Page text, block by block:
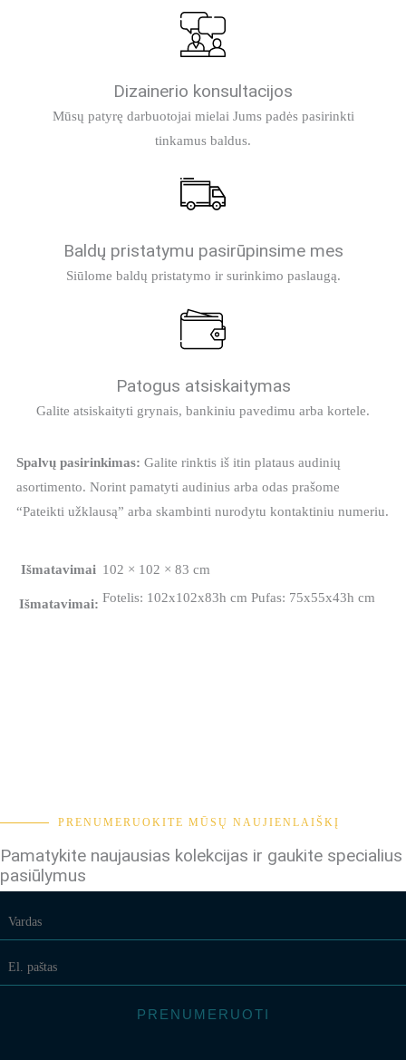
Dizainerio konsultacijos
Mūsų patyrę darbuotojai mielai Jums padės pasirinkti
tinkamus baldus.
Baldų pristatymu pasirūpinsime mes
Siūlome baldų pristatymo ir surinkimo paslaugą.
Patogus atsiskaitymas
Galite atsiskaityti grynais, bankiniu pavedimu arba kortele.
Spalvų pasirinkimas: Galite rinktis iš itin plataus audinių
asortimento. Norint pamatyti audinius arba odas prašome
“Pateikti užklausą” arba skambinti nurodytu kontaktiniu numeriu.
Išmatavimai 102 × 102 × 83 cm
Išmatavimai: Fotelis: 102x102x83h cm Pufas: 75x55x43h cm
PRENUMERUOKITE MŪSŲ NAUJIENLAIŠKĮ
Pamatykite naujausias kolekcijas ir gaukite specialius
pasiūlymus
PRENUMERUOTI